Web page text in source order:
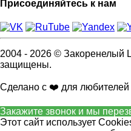
Присоединяйтесь к нам
2004 - 2026 © Закоренелый
защищены.
Сделано с ❤️ для любителей
Закажите звонок и мы
Этот сайт использует